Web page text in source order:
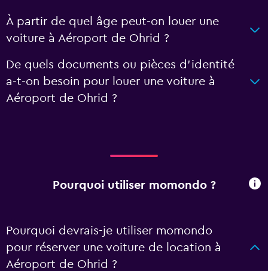
À partir de quel âge peut-on louer une
voiture à Aéroport de Ohrid ?
De quels documents ou pièces d'identité
a-t-on besoin pour louer une voiture à
Aéroport de Ohrid ?
Pourquoi utiliser momondo ?
Pourquoi devrais-je utiliser momondo
pour réserver une voiture de location à
Aéroport de Ohrid ?